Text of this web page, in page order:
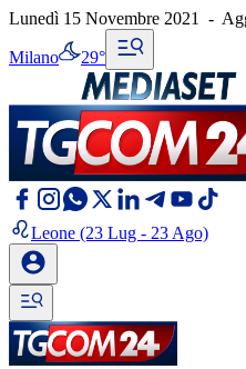
Lunedì 15 Novembre 2021 -
Milano 29°
Leone (23 Lug - 23 Ago)